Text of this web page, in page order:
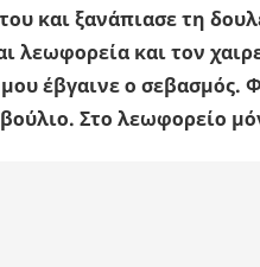
και ξανάπιασε τη
λεωφορεία και τον
έβγαινε ο σεβασμός.
Στο λεωφορείο